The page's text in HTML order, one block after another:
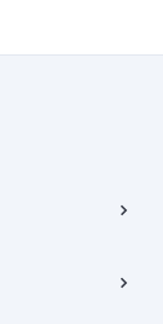
리빌딩) B동 5층
미소